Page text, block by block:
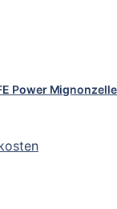
Power